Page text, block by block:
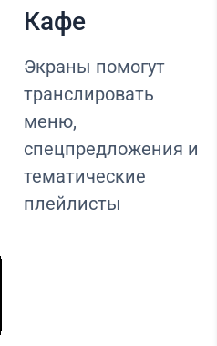
Кафе
Экраны помогут
транслировать
меню,
спецпредложения и
тематические
плейлисты